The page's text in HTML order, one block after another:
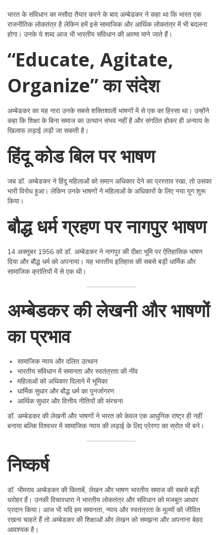
भारत के संविधान का मसौदा तैयार करने के बाद अम्बेडकर ने कहा था कि भारत एक
राजनीतिक लोकतंत्र है लेकिन हमें इसे सामाजिक और आर्थिक लोकतंत्र में भी बदलना
होगा। उनके ये शब्द आज भी भारतीय संविधान की आत्मा माने जाते हैं।
“Educate, Agitate,
Organize” का संदेश
अम्बेडकर का यह नारा उनके सबसे शक्तिशाली भाषणों में से एक का हिस्सा था। उन्होंने
कहा कि शिक्षा के बिना समाज का उत्थान संभव नहीं है और संगठित होकर ही अन्याय के
खिलाफ लड़ाई लड़ी जा सकती है।
हिंदू कोड बिल पर भाषण
जब डॉ. अम्बेडकर ने हिंदू महिलाओं को समान अधिकार देने का प्रस्ताव रखा, तो उसका
भारी विरोध हुआ। लेकिन उनके भाषणों ने महिलाओं के अधिकारों के लिए नया युग शुरू
किया।
बौद्ध धर्म ग्रहण पर नागपुर भाषण
14 अक्तूबर 1956 को डॉ. अम्बेडकर ने नागपुर की दीक्षा भूमि पर ऐतिहासिक भाषण
दिया और बौद्ध धर्म को अपनाया। यह भारतीय इतिहास की सबसे बड़ी धार्मिक और
सामाजिक क्रांतियों में से एक थी।
अम्बेडकर की लेखनी और भाषणों
का प्रभाव
सामाजिक न्याय और दलित उत्थान
भारतीय संविधान में समानता और स्वतंत्रता की नींव
महिलाओं को अधिकार दिलाने में भूमिका
धार्मिक सुधार और बौद्ध धर्म का पुनर्जागरण
आर्थिक सुधार और वित्तीय नीतियों की संरचना
डॉ. अम्बेडकर की लेखनी और भाषणों ने भारत को केवल एक आधुनिक राष्ट्र ही नहीं
बनाया बल्कि विश्वभर में सामाजिक न्याय की लड़ाई के लिए प्रेरणा का स्रोत भी बने।
निष्कर्ष
डॉ. भीमराव अम्बेडकर की किताबें, लेखन और भाषण भारतीय समाज की सबसे बड़ी
धरोहर हैं। उनकी विचारधारा ने भारतीय लोकतंत्र और संविधान को मजबूत आधार
प्रदान किया। आज भी यदि हम समानता, न्याय और स्वतंत्रता के मूल्यों को जीवित
रखना चाहते हैं तो अम्बेडकर की शिक्षाओं और लेखन को समझना और अपनाना बेहद
आवश्यक है।